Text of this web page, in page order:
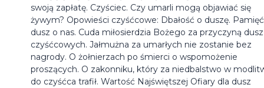
swoją zapłatę. Czyściec. Czy umarli mogą objawiać się
żywym? Opowieści czyśćcowe: Dbałość o duszę. Pamięć
dusz o nas. Cuda miłosierdzia Bożego za przyczyną dusz
czyśćcowych. Jałmużna za umarłych nie zostanie bez
nagrody. O żołnierzach po śmierci o wspomożenie
proszących. O zakonniku, który za niedbalstwo w
do czyśćca trafił. Wartość Najświętszej Ofiary dla dusz